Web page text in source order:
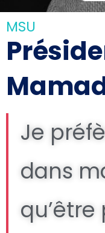
MSU
Je
dans